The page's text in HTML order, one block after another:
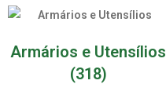
Armários e Utensílios
(318)